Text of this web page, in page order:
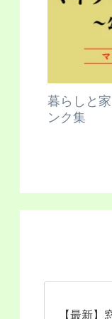
暮らしと
ンク集
【最新】